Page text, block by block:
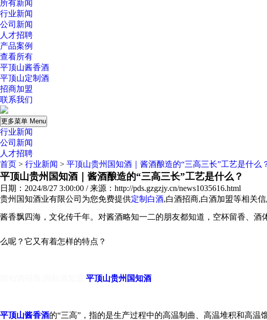
所有新闻
行业新闻
公司新闻
人才招聘
产品案例
查看所有
平顶山酱香酒
平顶山定制酒
招商加盟
联系我们
更多菜单 Menu
行业新闻
公司新闻
人才招聘
首页 > 行业新闻 > 平顶山贵州国知酒｜酱酒酿造的“三高三长”工艺是什么
平顶山贵州国知酒｜酱酒酿造的“三高三长”工艺是什么？
日期：2024/8/27 3:00:00 / 来源：http://pds.gzgzjy.cn/news1035616.html
贵州国知酒业有限公司为您免费提供定制白酒,白酒招商,白酒加盟等相关
酱香飘四海，文化传千年。对酱酒略知一二的朋友都知道，空杯留香、
么呢？它又有着怎样的特点？
平顶山贵州国知酒
平顶山酱香酒的“三高”，指的是生产过程中的高温制曲、高温堆积和高温